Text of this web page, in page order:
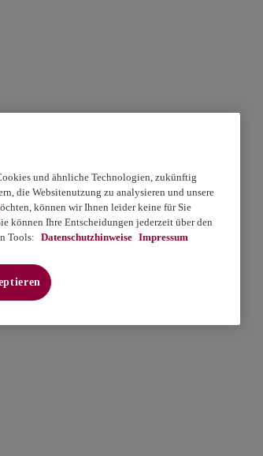
und ähnliche Technologien, zukünftig
die Websitenutzung zu analysieren und unsere
können wir Ihnen leider keine für Sie
können Ihre Entscheidungen jederzeit über den
Tools: Datenschutzhinweise Impressum